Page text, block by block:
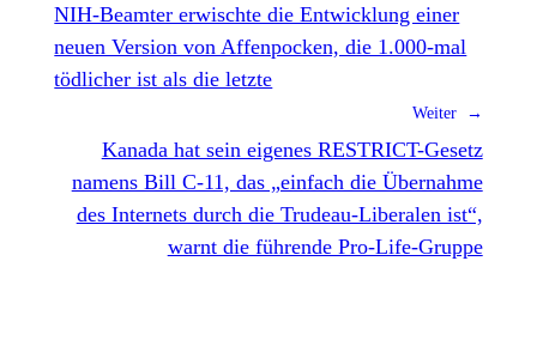
NIH-Beamter erwischte die Entwicklung einer
neuen Version von Affenpocken, die 1.000-mal
tödlicher ist als die letzte
Weiter →
Kanada hat sein eigenes RESTRICT-Gesetz
namens Bill C-11, das „einfach die Übernahme
des Internets durch die Trudeau-Liberalen ist“,
warnt die führende Pro-Life-Gruppe